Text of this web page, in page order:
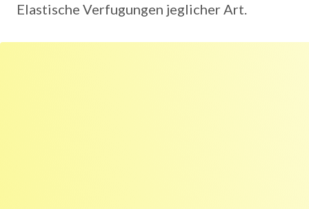
Elastische Verfugungen jeglicher Art.